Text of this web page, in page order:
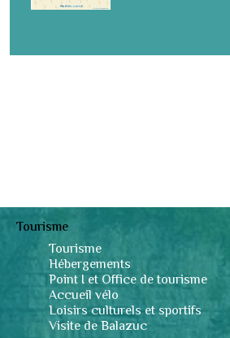
Tourisme
Tourisme
Hébergements
Point I et Office de tourisme
Accueil vélo
Loisirs culturels et sportifs
Visite de Balazuc